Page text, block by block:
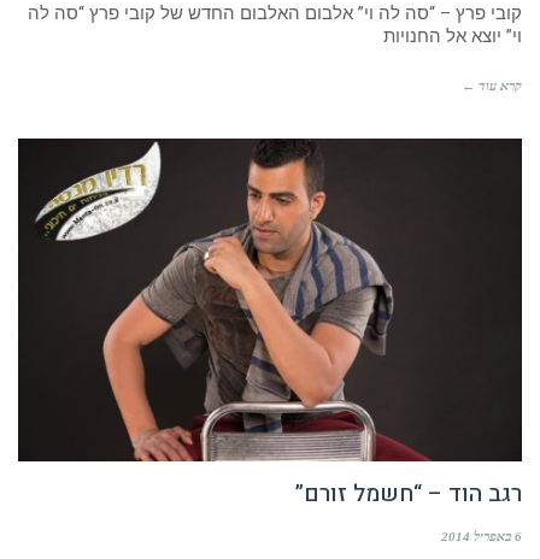
קובי פרץ – “סה לה וי” אלבום האלבום החדש של קובי פרץ “סה לה
וי” יוצא אל החנויות
קרא עוד ←
רגב הוד – “חשמל זורם”
6 באפריל 2014